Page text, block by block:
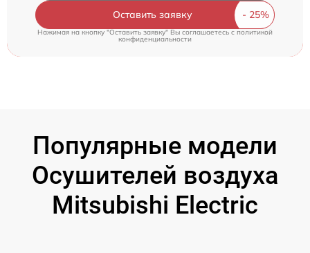
Оставить заявку
Нажимая на кнопку "Оставить заявку" Вы соглашаетесь c политикой
конфиденциальности
Популярные модели
Осушителей воздуха
Mitsubishi Electric